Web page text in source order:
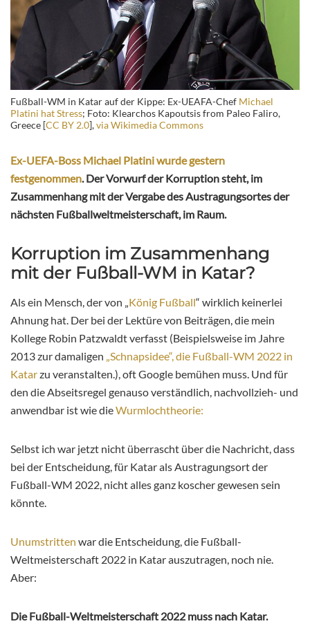
Fußball-WM in Katar auf der Kippe: Ex-UEAFA-Chef Michael
Platini hat Stress; Foto: Klearchos Kapoutsis from Paleo Faliro,
Greece [CC BY 2.0],via Wikimedia Commons
Ex-UEFA-Boss Michael Platini wurde gestern
festgenommen. Der Vorwurf der Korruption steht, im
Zusammenhang mit der Vergabe des Austragungsortes der
nächsten Fußballweltmeisterschaft, im Raum.
Korruption im Zusammenhang
mit der Fußball-WM in Katar?
Als ein Mensch, der von „König Fußball“ wirklich keinerlei
Ahnung hat. Der bei der Lektüre von Beiträgen, die mein
Kollege Robin Patzwaldt verfasst (Beispielsweise im Jahre
2013 zur damaligen „Schnapsidee“, die Fußball-WM 2022 in
Katarzu veranstalten.), oft Google bemühen muss. Und für
den die Abseitsregel genauso verständlich, nachvollzieh- und
anwendbar ist wie dieWurmlochtheorie:
Selbst ich war jetzt nicht überrascht über die Nachricht, dass
bei der Entscheidung, für Katar als Austragungsort der
Fußball-WM 2022, nicht alles ganz koscher gewesen sein
könnte.
Unumstritten war die Entscheidung, die Fußball-
Weltmeisterschaft 2022 in Katar auszutragen, noch nie.
Aber:
Die Fußball-Weltmeisterschaft 2022 muss nach Katar.